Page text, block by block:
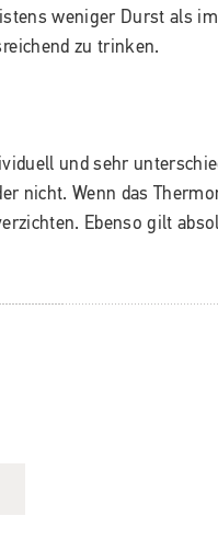
weniger Durst als
zu trinken.
und sehr
nicht. Wenn das
Ebenso gilt